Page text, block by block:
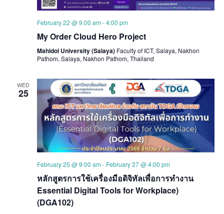
February 22 @ 9:00 am -4:00 pm
My Order Cloud Hero Project
Mahidol University (Salaya) Faculty of ICT, Salaya, Nakhon
Pathom, Salaya, Nakhon Pathom, Thailand
WED
25
February 25 @ 9:00 am - February 27 @ 4:00 pm
หลักสูตรการใช้เครื่องมือดิจิทัลเพื่อการทำงาน
Essential Digital Tools for Workplace)
(DGA102)